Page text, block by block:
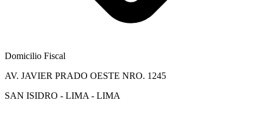
Domicilio Fiscal
AV. JAVIER PRADO OESTE NRO. 1245
SAN ISIDRO - LIMA - LIMA